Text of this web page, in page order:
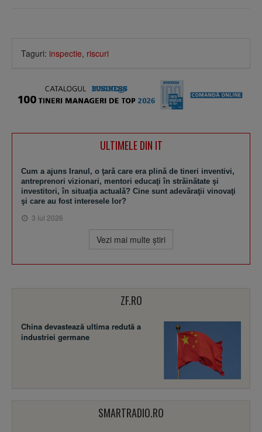
Taguri: inspectie, riscuri
ULTIMELE DIN IT
Cum a ajuns Iranul, o ţară care era plină de tineri inventivi,
antreprenori vizionari, mentori educaţi în străinătate şi
investitori, în situaţia actuală? Cine sunt adevăraţii vinovaţi
şi care au fost interesele lor?
3 iul 2026
Vezi mai multe ştiri
ZF.RO
China devastează ultima redută a
industriei germane
SMARTRADIO.RO